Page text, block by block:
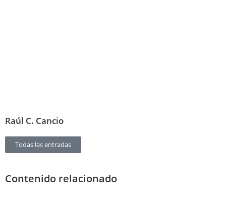
Raúl C. Cancio
Todas las entradas
Contenido relacionado